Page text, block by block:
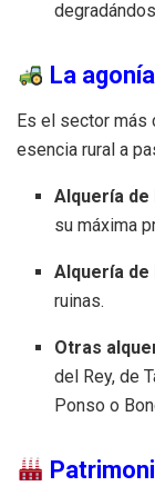
La
Es el sector más
esencia rural a
Alquería de
su máxima
Alquería de
ruinas.
Otras
del Rey, de
Ponso o